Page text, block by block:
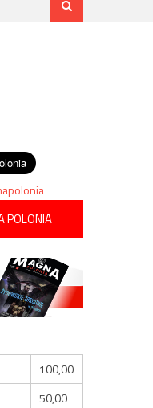
POLONIA
100,00
50,00